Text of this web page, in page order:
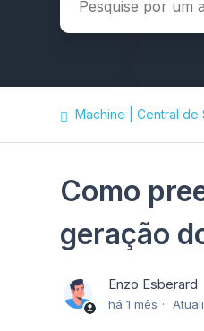
Machine | Central de
Como
geração
Enzo Esberard
há 1 mês